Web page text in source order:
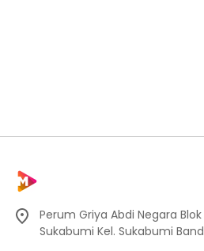
Perum Griya Abdi Negara Blok
Sukabumi Kel. Sukabumi